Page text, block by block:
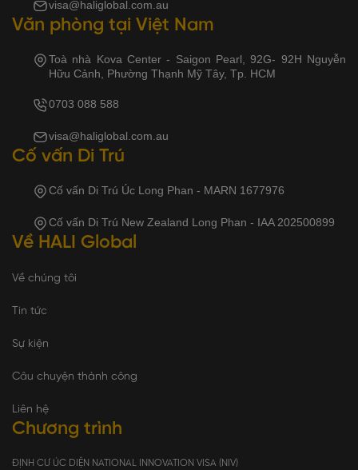
visa@haliglobal.com.au
Văn phòng tại Việt Nam
Toà nhà Kova Center - Saigon Pearl, 92G- 92H Nguyễn
Hữu Cảnh, Phường Thạnh Mỹ Tây, Tp. HCM
0703 088 588
visa@haliglobal.com.au
Cố vấn Di Trú
Cố vấn Di Trú Úc Long Phan - MARN 1677976
Cố vấn Di Trú New Zealand Long Phan - IAA 202500899
Về HALI Global
Về chúng tôi
Tin tức
Sự kiện
Câu chuyện thành công
Liên hệ
Chương trình
ĐỊNH CƯ ÚC DIỆN NATIONAL INNOVATION VISA (NIV)